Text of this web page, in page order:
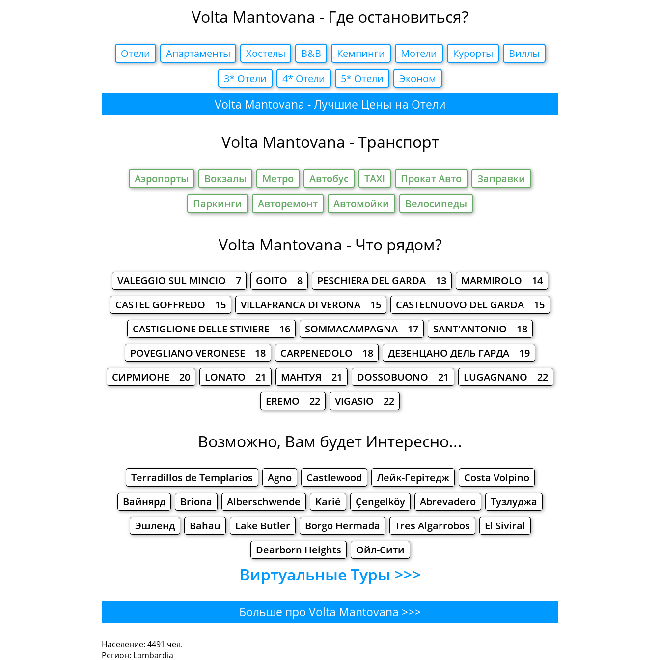
Volta Mantovana - Где остановиться?
Отели Апартаменты Хостелы B&B Кемпинги Мотели Курорты
Виллы
3* Отели
4* Отели 5* Отели Эконом
Volta Mantovana - Лучшие Цены на Отели
Volta Mantovana - Транспорт
Аэропорты Вокзалы Метро Автобус TAXI Прокат Авто
Заправки
Паркинги
Авторемонт Автомойки Велосипеды
Volta Mantovana - Что рядом?
VALEGGIO SUL MINCIO 7 GOITO 8 PESCHIERA DEL GARDA 13
MARMIROLO 14
CASTEL GOFFREDO 15
VILLAFRANCA DI VERONA 15
CASTELNUOVO DEL GARDA 15
CASTIGLIONE DELLE STIVIERE 16
SOMMACAMPAGNA 17
SANT'ANTONIO 18
POVEGLIANO VERONESE 18
CARPENEDOLO 18
ДЕЗЕНЦАНО ДЕЛЬ ГАРДА 19
СИРМИОНЕ 20
LONATO 21 МАНТУЯ 21 DOSSOBUONO 21
LUGAGNANO 22
EREMO 22
VIGASIO 22
Возможно, Вам будет Интересно...
Terradillos de Templarios Agno Castlewood Лейк-Герітедж
Costa Volpino
Вайнярд
Briona Alberschwende Karié Çengelköy Abrevadero
Тузлуджа
Эшленд
Bahau Lake Butler Borgo Hermada Tres Algarrobos
El Siviral
Dearborn Heights
Ойл-Сити
Виртуальные Туры >>>
Больше про Volta Mantovana >>>
Volta Mantovana - Где поесть или перекусить?
Население: 4491 чел.
Регион: Lombardia